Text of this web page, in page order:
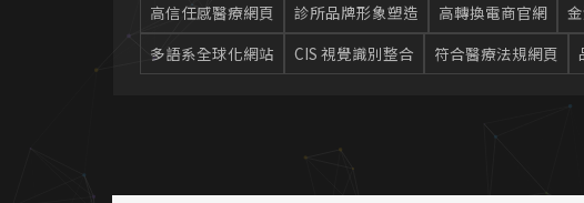
高信任感醫療網頁
診所品牌形象塑造 高轉換電商官網
多語系全球化網站
CIS 視覺識別整合 符合醫療法規網頁